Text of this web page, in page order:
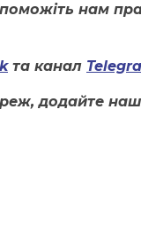
нам
та канал
додайте